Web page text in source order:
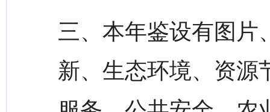
三、本年鉴设有图片
新、生态环境、资源